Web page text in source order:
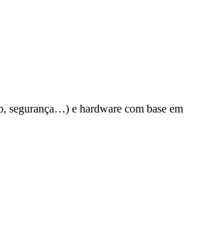
segurança…) e hardware com base em